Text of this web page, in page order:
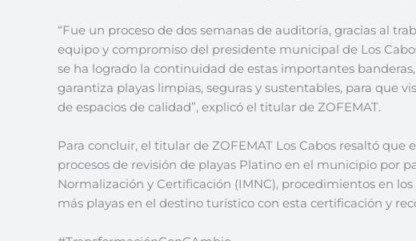
“Fue un proceso de dos semanas de auditoría, gracias al
equipo y compromiso del presidente municipal de Los
se ha logrado la continuidad de estas importantes
garantiza playas limpias, seguras y sustentables, para que
de espacios de calidad”, explicó el titular de ZOFEMAT.
Para concluir, el titular de ZOFEMAT Los Cabos resaltó que
procesos de revisión de playas Platino en el municipio por
Normalización y Certificación (IMNC), procedimientos en
más playas en el destino turístico con esta certificación y